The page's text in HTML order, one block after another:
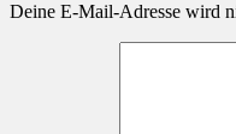
Deine E-Mail-Adresse wird